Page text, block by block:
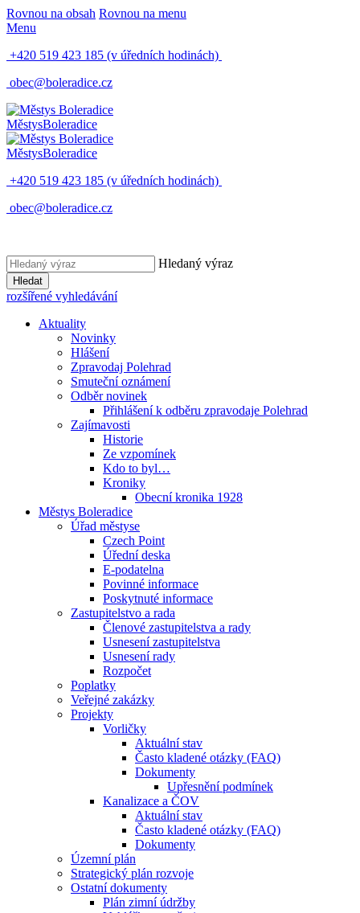
Rovnou na obsah Rovnou na menu
Menu
+420 519 423 185 (v úředních hodinách)
obec@boleradice.cz
MěstysBoleradice
MěstysBoleradice
+420 519 423 185 (v úředních hodinách)
obec@boleradice.cz
Hledaný výraz
Hledat
rozšířené vyhledávání
Aktuality
Novinky
Hlášení
Zpravodaj Polehrad
Smuteční oznámení
Odběr novinek
Přihlášení k odběru zpravodaje Polehrad
Zajímavosti
Historie
Ze vzpomínek
Kdo to byl…
Kroniky
Obecní kronika 1928
Městys Boleradice
Úřad městyse
Czech Point
Úřední deska
E-podatelna
Povinné informace
Poskytnuté informace
Zastupitelstvo a rada
Členové zastupitelstva a rady
Usnesení zastupitelstva
Usnesení rady
Rozpočet
Poplatky
Veřejné zakázky
Projekty
Vorličky
Aktuální stav
Často kladené otázky (FAQ)
Dokumenty
Upřesnění podmínek
Kanalizace a ČOV
Aktuální stav
Často kladené otázky (FAQ)
Dokumenty
Územní plán
Strategický plán rozvoje
Ostatní dokumenty
Plán zimní údržby